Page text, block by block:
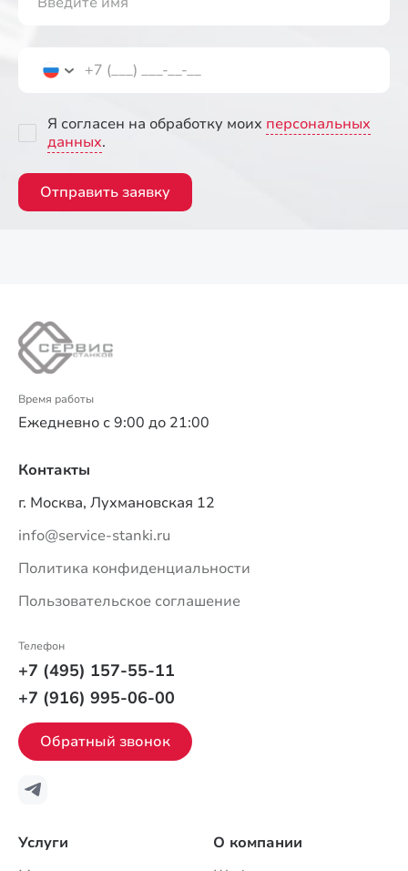
Я согласен на обработку моих персональных
данных.
Отправить заявку
Время работы
Ежедневно с 9:00 до 21:00
Услуги
О компании
Контакты
г. Москва, Лухмановская 12
info@service-stanki.ru
Политика конфиденциальности
Пользовательское соглашение
Телефон
+7 (495) 157-55-11
+7 (916) 995-06-00
Обратный звонок